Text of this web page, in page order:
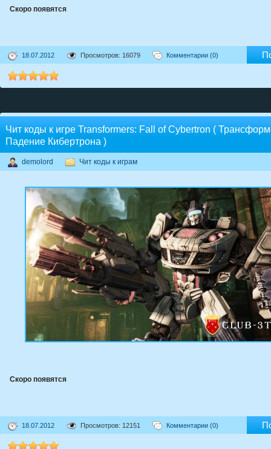
Скоро появятся
18.07.2012 Просмотров: 16079 Комментарии (0)
Чит коды к игре Transformers: Fall of Cybertron (
Падение Кибертрона )
demolord Чит коды к играм
Скоро появятся
18.07.2012 Просмотров: 12151 Комментарии (0)